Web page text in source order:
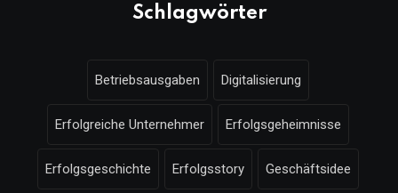
Schlagwörter
Betriebsausgaben Digitalisierung
Erfolgreiche Unternehmer Erfolgsgeheimnisse
Erfolgsgeschichte Erfolgsstory Geschäftsidee